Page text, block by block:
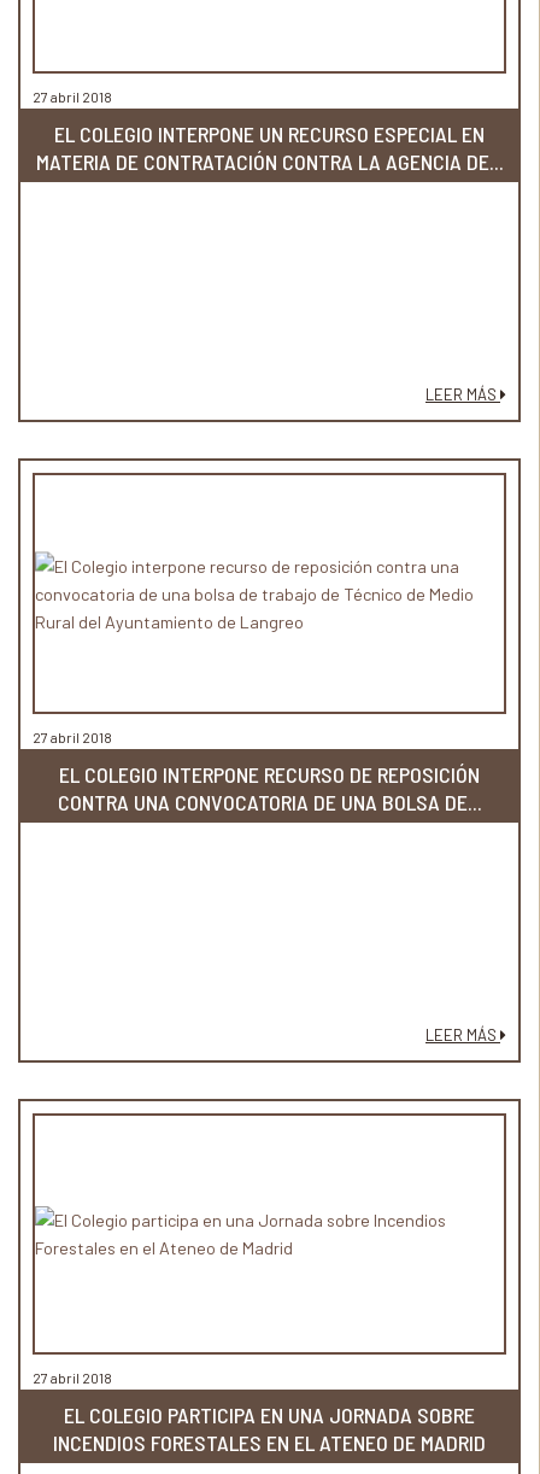
27 abril 2018
EL COLEGIO INTERPONE UN RECURSO ESPECIAL EN
MATERIA DE CONTRATACIÓN CONTRA LA AGENCIA DE...
LEER MÁS
27 abril 2018
EL COLEGIO INTERPONE RECURSO DE REPOSICIÓN
CONTRA UNA CONVOCATORIA DE UNA BOLSA DE...
LEER MÁS
27 abril 2018
EL COLEGIO PARTICIPA EN UNA JORNADA SOBRE
INCENDIOS FORESTALES EN EL ATENEO DE MADRID